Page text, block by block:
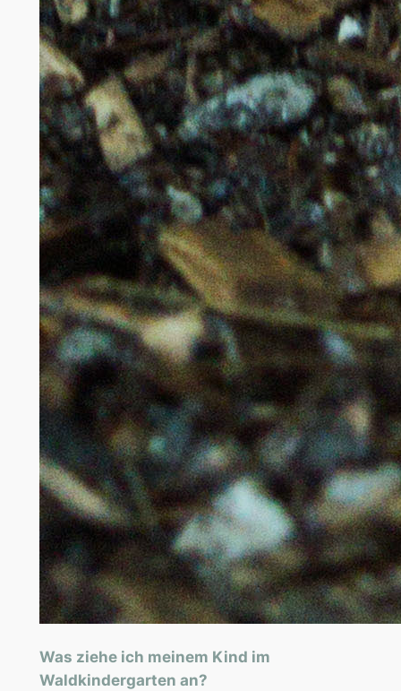
Was ziehe ich meinem Kind im
Waldkindergarten an?